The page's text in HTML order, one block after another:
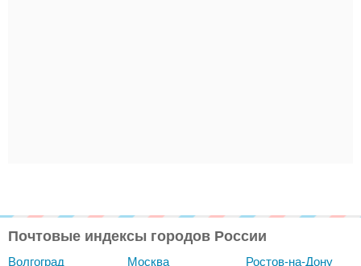
Почтовые индексы городов России
Волгоград Москва Ростов-на-Дону